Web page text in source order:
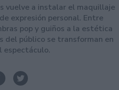
vuelve a instalar el maquillaje
expresión personal. Entre
pop y guiños a la estética
del público se transforman en
espectáculo.